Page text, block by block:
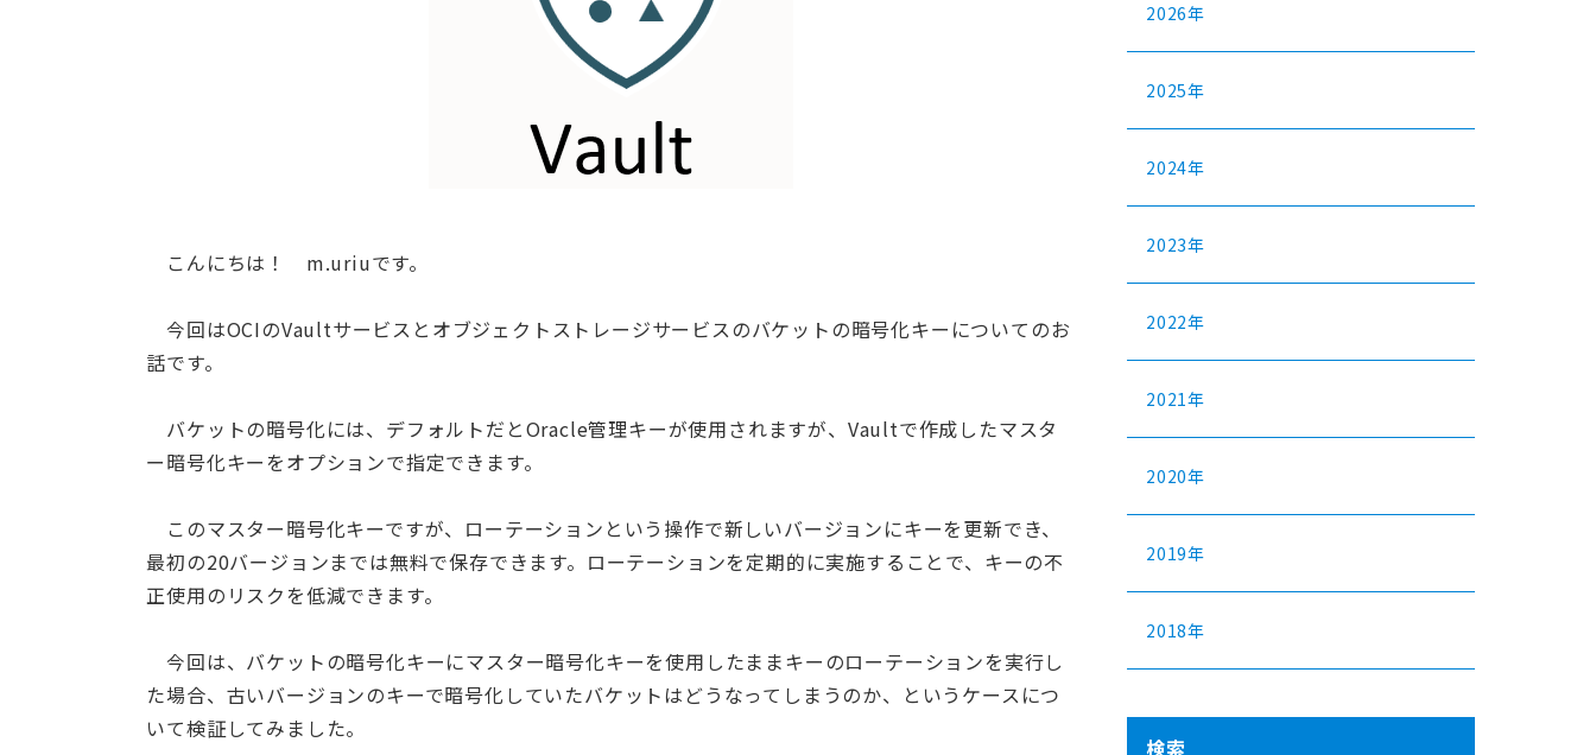
こんにちは！ m.uriuです。
今回はOCIのVaultサービスとオブジェクトストレージサービスのバケットの暗号化キーについてのお
話です。
バケットの暗号化には、デフォルトだとOracle管理キーが使用されますが、Vaultで作成したマスタ
ー暗号化キーをオプションで指定できます。
このマスター暗号化キーですが、ローテーションという操作で新しいバージョンにキーを更新でき、
最初の20バージョンまでは無料で保存できます。ローテーションを定期的に実施することで、キーの不
正使用のリスクを低減できます。
今回は、バケットの暗号化キーにマスター暗号化キーを使用したままキーのローテーションを実行し
た場合、古いバージョンのキーで暗号化していたバケットはどうなってしまうのか、というケースにつ
いて検証してみました。
2026年
2025年
2024年
2023年
2022年
2021年
2020年
2019年
2018年
検索